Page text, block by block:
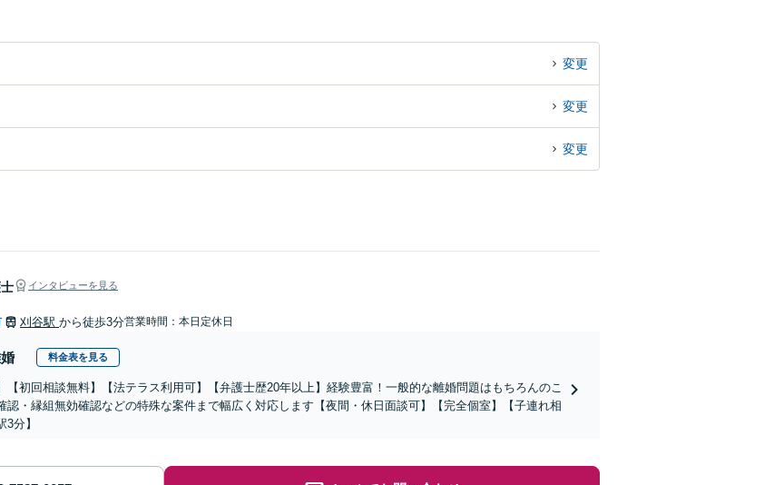
変更
変更
変更
インタビューを見る
刈谷駅 から徒歩3分営業時間：本日定休日
料金表を見る
【初回相談無料】【法テラス利用可】【弁護士歴20年以上】経験豊富！一般的な離婚問題はもちろんのこ
認・縁組無効確認などの特殊な案件まで幅広く対応します【夜間・休日面談可】【完全個室】【子連れ相
分】